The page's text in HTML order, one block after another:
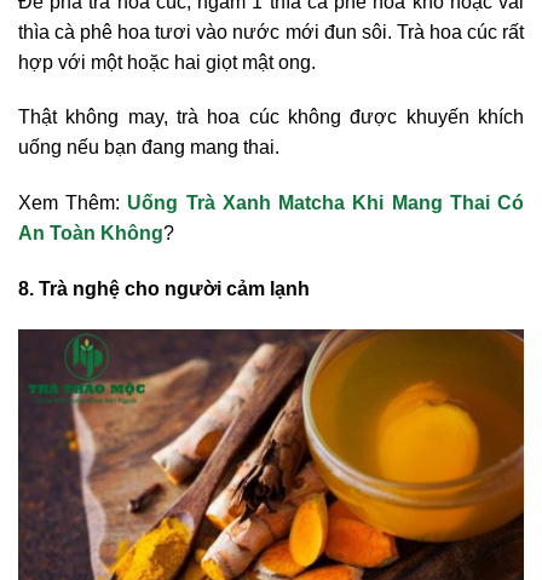
thìa cà phê hoa tươi vào nước mới đun sôi. Trà hoa cúc rất
hợp với một hoặc hai giọt mật ong.
Thật không may, trà hoa cúc không được khuyến khích
uống nếu bạn đang mang thai.
Xem Thêm: Uống Trà Xanh Matcha Khi Mang Thai Có
An Toàn Không?
8. Trà nghệ cho người cảm lạnh